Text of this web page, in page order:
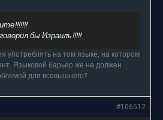
бы Израиль!!!!!
употреблять на том языке, на котором
Языковой барьер же не должен
для всевышнего?
#106512